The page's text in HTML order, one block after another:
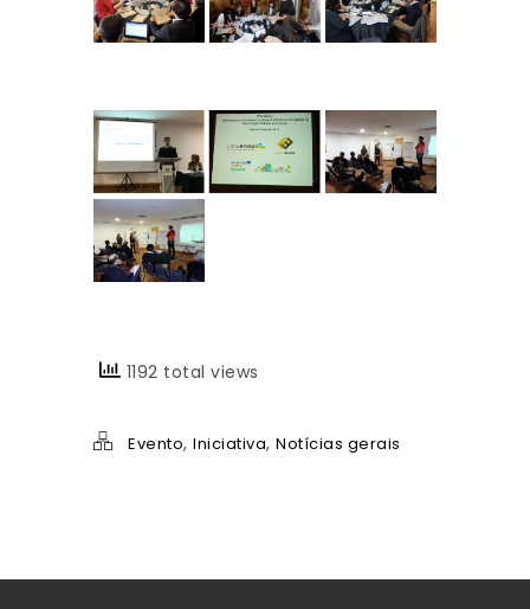
1192 total views
Evento, Iniciativa, Notícias gerais